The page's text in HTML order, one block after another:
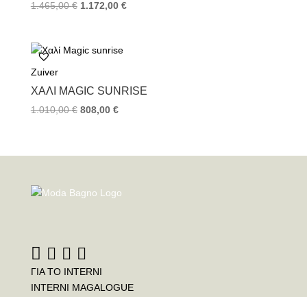
1.465,00€ 1.172,00 €
Zuiver
ΧΑΛΊ MAGIC SUNRISE
1.010,00€ 808,00 €
ΓΙΑ ΤΟ INTERNI
INTERNI MAGALOGUE